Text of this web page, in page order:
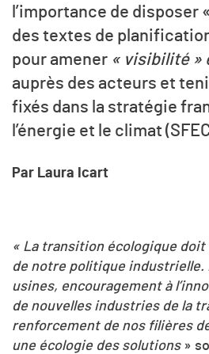
l’importance de disposer «
des textes de
pour amener « visibilité »
auprès des acteurs et
fixés dans la stratégie
l’énergie et le climat
Par Laura Icart
« La transition écologique doit
de notre politique industrielle.
usines, encouragement à
de nouvelles industries de la
renforcement de nos filières
une écologie des solutions »